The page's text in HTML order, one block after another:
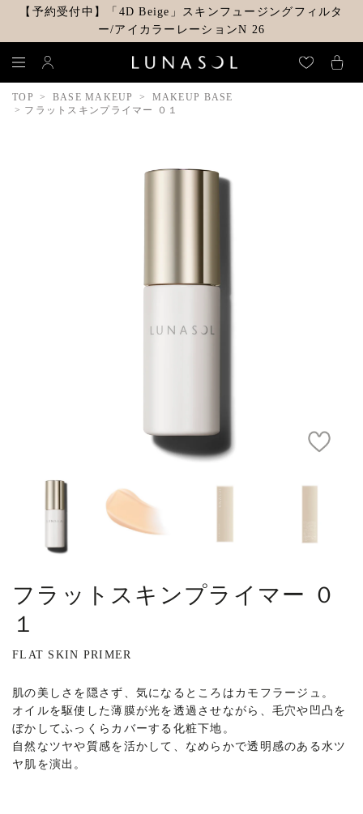
【予約受付中】「4D Beige」スキンフュージングフィルタ
ー/アイカラーレーションN 26
TOP BASE MAKEUP
MAKEUP BASE
フラットスキンプライマー ０１
フラットスキンプライマー ０
１
FLAT SKIN PRIMER
肌の美しさを隠さず、気になるところはカモフラージュ。
オイルを駆使した薄膜が光を透過させながら、毛穴や凹凸を
ぼかしてふっくらカバーする化粧下地。
自然なツヤや質感を活かして、なめらかで透明感のある水ツ
ヤ肌を演出。